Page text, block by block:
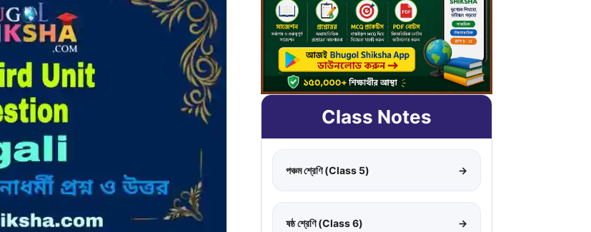
Class Notes
পঞ্চম শ্রেণি (Class 5) →
ষষ্ঠ শ্রেণি (Class 6) →